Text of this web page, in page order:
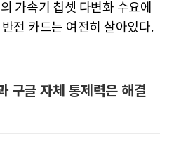
가속기 칩셋 다변화 수요에
전 카드는 여전히 살아있다.
구글 자체 통제력은 해결